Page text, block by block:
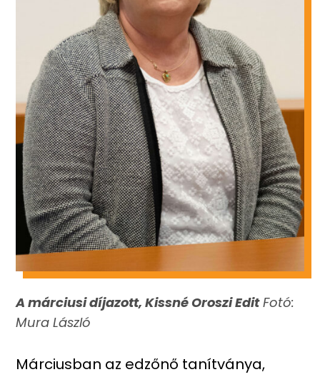
A márciusi díjazott, Kissné Oroszi EditFotó:
Mura László
Márciusban az edzőnő tanítványa,